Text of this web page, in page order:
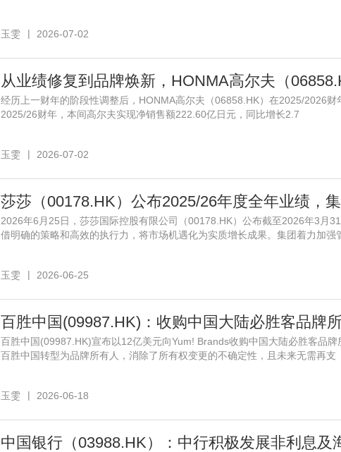
玉雯 2026-07-02
从业绩修复到品牌焕新，HONMA高尔夫（
经历上一财年的阶段性调整后，HONMA高尔夫（06858.HK）在2025/2026
2025/26财年，本间高尔夫实现净销售额222.60亿日元，同比增长2.7
玉雯 2026-07-02
2026年6月25日，莎莎国际控股有限公司（00178.HK）公布截至2026年3月
借明确的策略和高效的执行力，将市场机遇化为实质增长成果。集团着力加强
玉雯 2026-06-25
百胜中国(09987.HK)：收购中国大陆必胜客品牌
百胜中国(09987.HK)宣布以12亿美元向Yum! Brands收购中国大陆必胜客品
百胜中国转型为品牌所有人，消除了所有权变更的不确定性，且未来无需再支
玉雯 2026-06-18
中国银行（03988.HK）：中行积极发展非利息及